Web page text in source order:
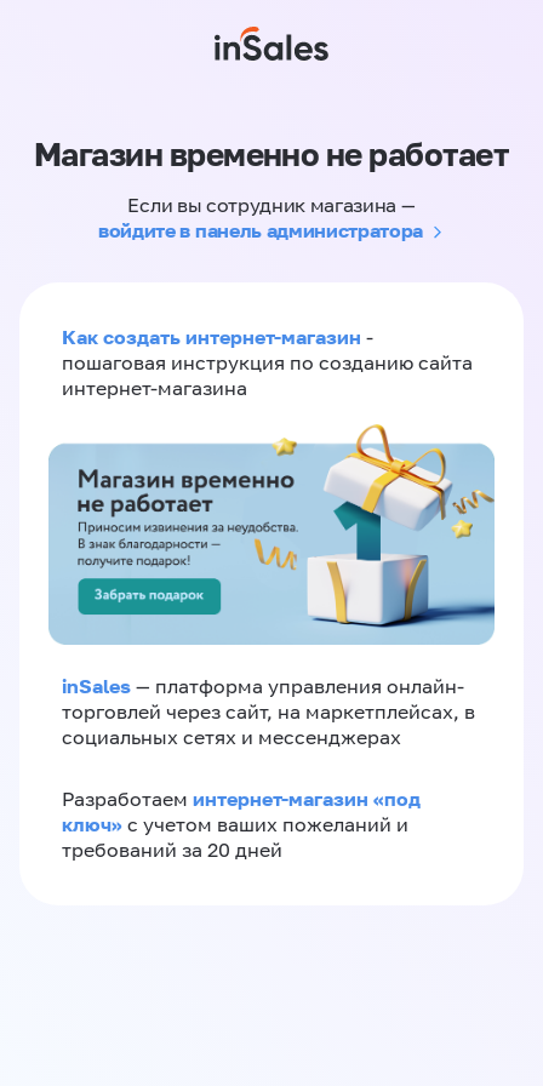
Магазин временно не работает
Если вы сотрудник магазина —
войдите в панель администратора
Как создать интернет-магазин -
пошаговая инструкция по созданию сайта
интернет-магазина
inSales — платформа управления онлайн-
торговлей через сайт, на маркетплейсах, в
социальных сетях и мессенджерах
Разработаем интернет-магазин «‎под
ключ»‎ с учетом ваших пожеланий и
требований за 20 дней